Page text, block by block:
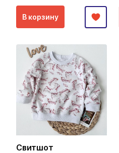
В корзину
Свитшот